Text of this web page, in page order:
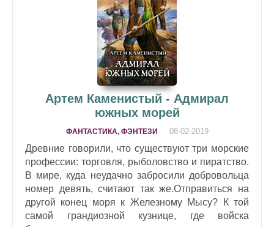
Артем Каменистый - Адмирал
южных морей
ФАНТАСТИКА, ФЭНТЕЗИ 08-02-2019
Древние говорили, что существуют три морские
профессии: торговля, рыболовство и пиратство.
В мире, куда неудачно забросили добровольца
номер девять, считают так же.Отправиться на
другой конец моря к Железному Мысу? К той
самой грандиозной кузнице, где войска